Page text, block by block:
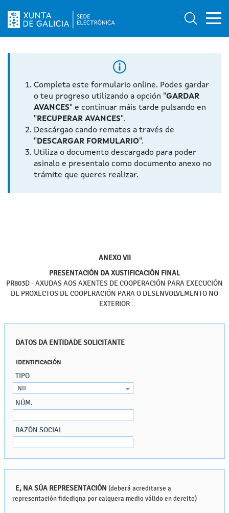
Logo da Sede electrónica da Xunta de Galicia
Completa este formulario online. Podes gardar
o teu progreso utilizando a opción "GARDAR
AVANCES" e continuar máis tarde pulsando en
" RECUPERAR AVANCES".
Descárgao cando remates a través de
" DESCARGAR FORMULARIO".
Utiliza o documento descargado para poder
asinalo e presentalo como documento anexo no
trámite que queres realizar.